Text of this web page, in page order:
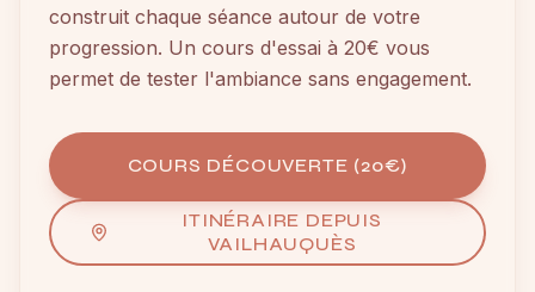
construit chaque séance autour de votre
progression. Un cours d'essai à 20€ vous
permet de tester l'ambiance sans engagement.
COURS DÉCOUVERTE (20€)
ITINÉRAIRE DEPUIS
VAILHAUQUÈS